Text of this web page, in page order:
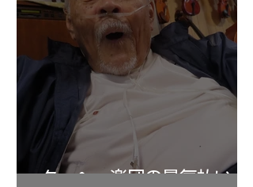
ターヘー楽団の暑気払い